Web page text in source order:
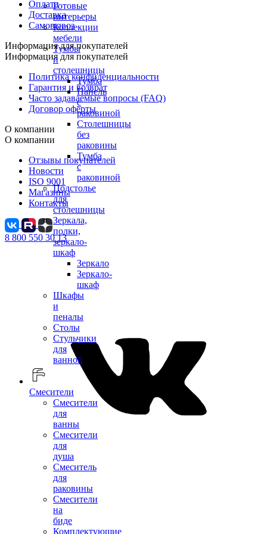
Готовые
интерьеры
Коллекции
мебели
Тумбы
и
столешницы
Тумба
Панель
с
раковиной
Столешницы
без
раковины
Тумба
с
раковиной
Подстолье
для
столешницы
Зеркала,
полки,
зеркало-
шкаф
Зеркало
Зеркало-
шкаф
Шкафы
и
пеналы
Столы
Стульчики
для
ванной
Смесители
Смесители
для
ванны
Смесители
для
душа
Смеситель
для
раковины
Смесители
на
биде
Комплектующие
Оплата
Доставка
Самовывоз
Информация для покупателей
Информация для покупателей
Политика конфиденциальности
Гарантия и возврат
Часто задаваемые вопросы (FAQ)
Договор оферты
О компании
О компании
Отзывы покупателей
Новости
ISO 9001
Магазины
Контакты
8 800 550 30 13